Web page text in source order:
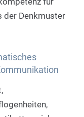
der Denkmuster